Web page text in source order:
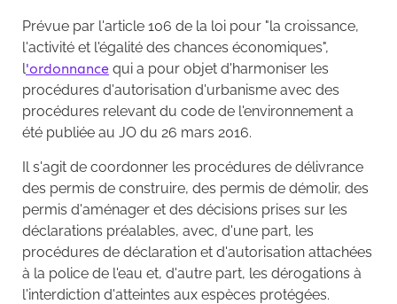
Prévue par l'article 106 de la loi pour "la croissance,
l'activité et l'égalité des chances économiques",
l'ordonnance qui a pour objet d'harmoniser les
procédures d'autorisation d'urbanisme avec des
procédures relevant du code de l'environnement a
été publiée au JO du 26 mars 2016.
Il s'agit de coordonner les procédures de délivrance
des permis de construire, des permis de démolir, des
permis d'aménager et des décisions prises sur les
déclarations préalables, avec, d'une part, les
procédures de déclaration et d'autorisation attachées
à la police de l'eau et, d'autre part, les dérogations à
l'interdiction d'atteintes aux espèces protégées.